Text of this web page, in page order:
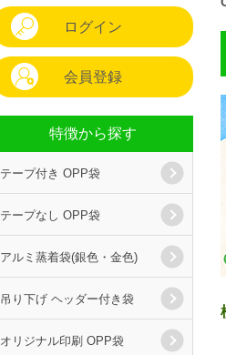
ログイン
会員登録
特徴から探す
テープ付き OPP袋
テープなし OPP袋
アルミ蒸着袋(銀色・金色)
吊り下げ ヘッダー付き袋
オリジナル印刷 OPP袋